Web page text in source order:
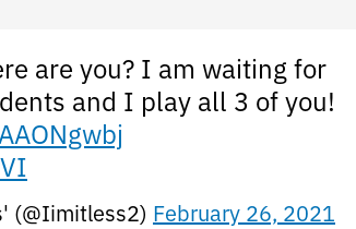
are you? I am waiting for
and I play all 3 of you!
(@Iimitless2) February 26, 2021